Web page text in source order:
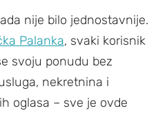
nije bilo jednostavnije.
Palanka, svaki korisnik
svoju ponudu bez
nekretnina i
oglasa – sve je ovde